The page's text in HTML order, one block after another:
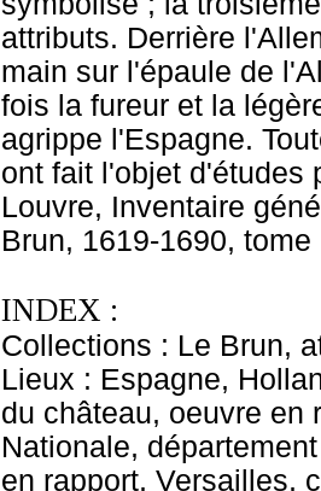
attributs. Derrière
main sur l'épaule de
fois la fureur et la
agrippe l'Espagne.
ont fait l'objet d'études
Louvre, Inventaire
Brun, 1619-1690,
INDEX :
Collections : Le Brun,
Lieux : Espagne,
du château, oeuvre en
Nationale,
en rapport, Versailles,